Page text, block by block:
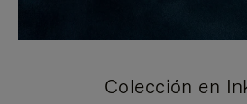
Colección en